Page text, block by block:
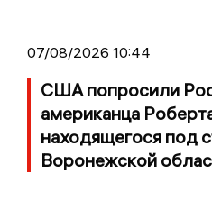
07/08/2026 10:44
США попросили
американца
находящегося под
Воронежской